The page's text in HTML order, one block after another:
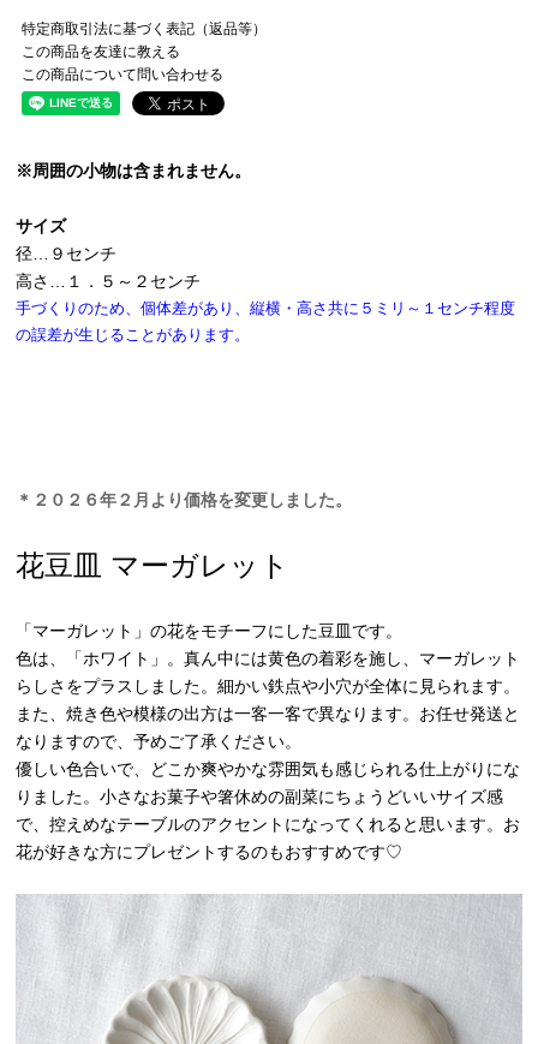
特定商取引法に基づく表記（返品等）
この商品を友達に教える
この商品について問い合わせる
※周囲の小物は含まれません。
サイズ
径…９センチ
高さ…１．５～２センチ
手づくりのため、個体差があり、縦横・高さ共に５ミリ～１センチ程度
の誤差が生じることがあります。
＊２０２６年２月より価格を変更しました。
花豆皿 マーガレット
「マーガレット」の花をモチーフにした豆皿です。
色は、「ホワイト」。真ん中には黄色の着彩を施し、マーガレット
らしさをプラスしました。細かい鉄点や小穴が全体に見られます。
また、焼き色や模様の出方は一客一客で異なります。お任せ発送と
なりますので、予めご了承ください。
優しい色合いで、どこか爽やかな雰囲気も感じられる仕上がりにな
りました。小さなお菓子や箸休めの副菜にちょうどいいサイズ感
で、控えめなテーブルのアクセントになってくれると思います。お
花が好きな方にプレゼントするのもおすすめです♡